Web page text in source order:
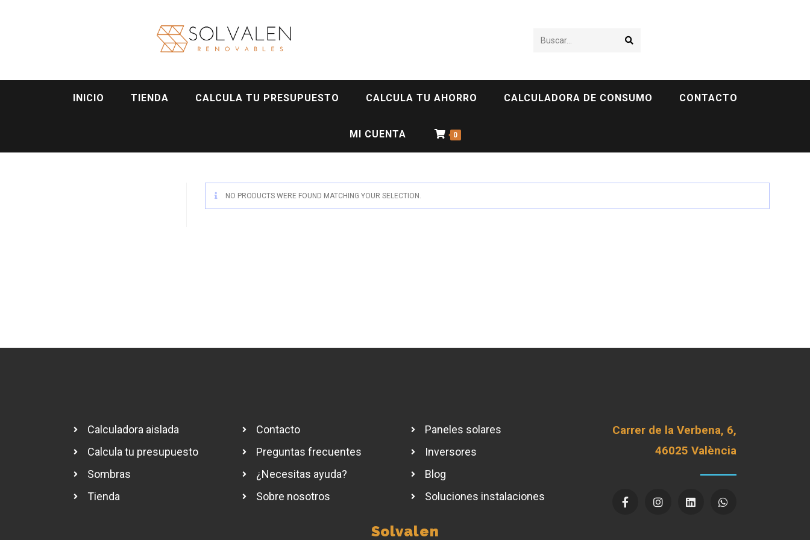
Buscar...
INICIO TIENDA CALCULA TU PRESUPUESTO CALCULA TU AHORRO CALCULADORA DE CONSUMO CONTACTO
MI CUENTA 0
NO PRODUCTS WERE FOUND MATCHING YOUR SELECTION.
Calculadora aislada
Calcula tu presupuesto
Sombras
Tienda
Contacto
Preguntas frecuentes
¿Necesitas ayuda?
Sobre nosotros
Paneles solares
Inversores
Blog
Soluciones instalaciones
Carrer de la Verbena, 6,
46025 València
Solvalen